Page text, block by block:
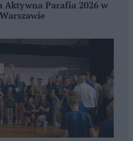
Aktywna Parafia 2026 w
Warszawie